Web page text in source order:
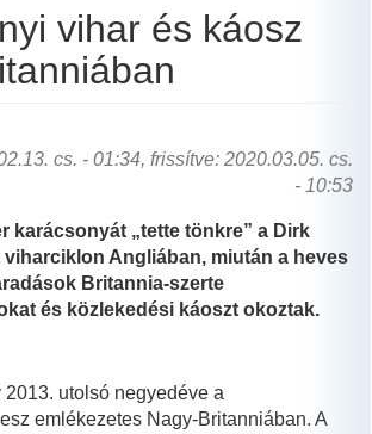
vihar és káosz
cs. - 01:34, frissítve: 2020.03.05. cs.
- 10:53
karácsonyát „tette tönkre” a Dirk
viharciklon Angliában, miután a heves
Britannia-szerte
és közlekedési káoszt okoztak.
utolsó negyedéve a
emlékezetes Nagy-Britanniában. A